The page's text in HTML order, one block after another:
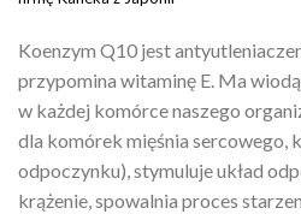
Koenzym Q10 jest
przypomina witaminę E. Ma
w każdej komórce naszego
dla komórek mięśnia sercowego,
odpoczynku), stymuluje układ
krążenie, spowalnia proces